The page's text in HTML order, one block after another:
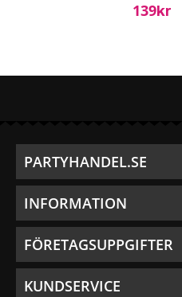
139Kr
PARTYHANDEL.SE
INFORMATION
FÖRETAGSUPPGIFTER
KUNDSERVICE